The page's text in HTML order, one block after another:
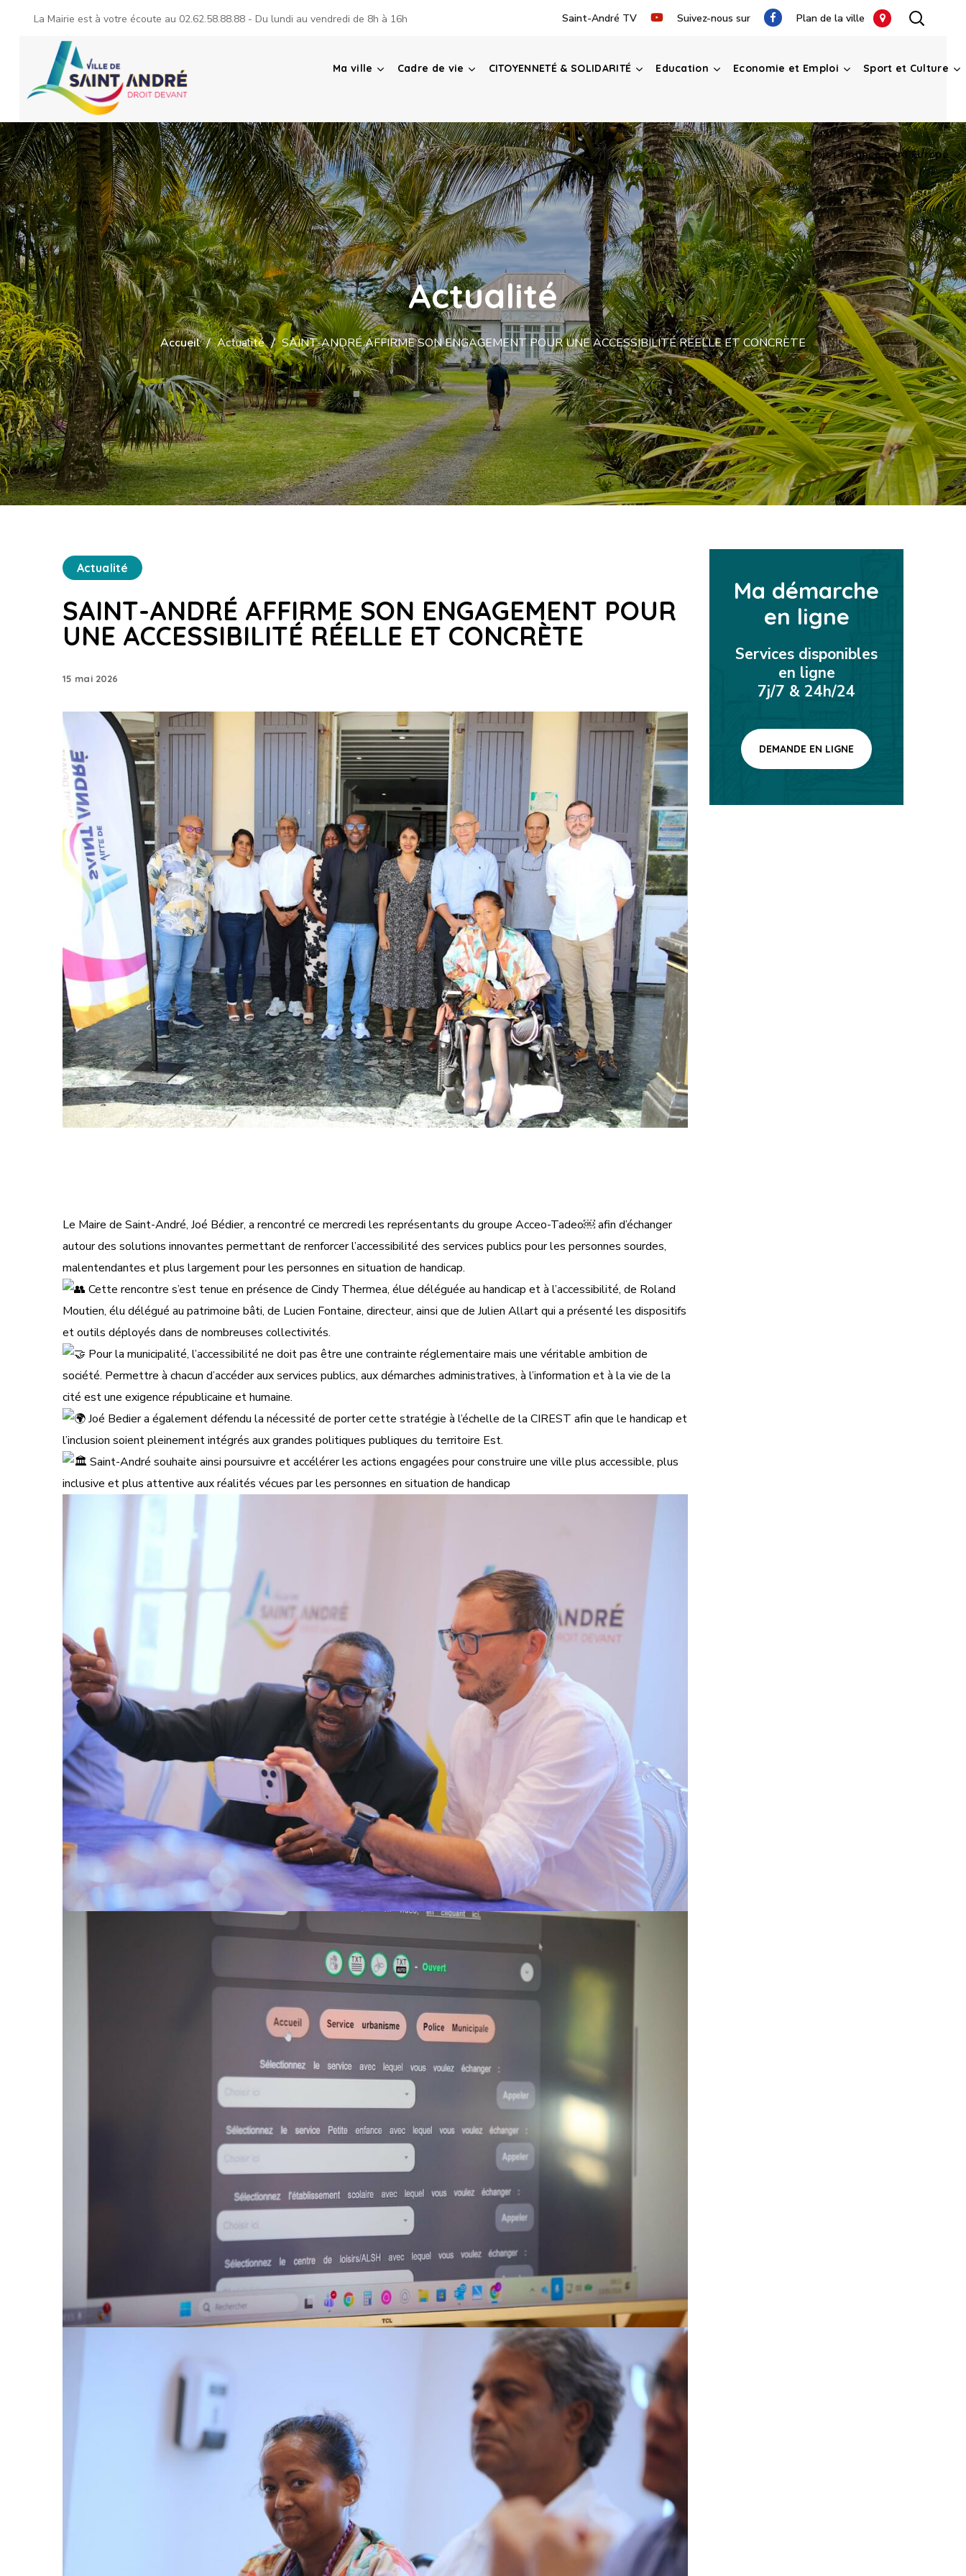
La Mairie est à votre écoute au 02.62.58.88.88 - Du lundi au vendredi de 8h à 16h Saint-André TV Suivez-nous sur Plan de la ville
Ma ville Cadre de vie CITOYENNETÉ & SOLIDARITÉ Education Economie et Emploi Sport et Culture
Projet financé par l’Europe
Actualité
Accueil Actualité SAINT-ANDRÉ AFFIRME SON ENGAGEMENT POUR UNE ACCESSIBILITÉ RÉELLE ET CONCRÈTE
Actualité
SAINT-ANDRÉ AFFIRME SON ENGAGEMENT POUR
UNE ACCESSIBILITÉ RÉELLE ET CONCRÈTE
15 mai 2026
Le Maire de Saint-André, Joé Bédier, a rencontré ce mercredi les représentants du groupe Acceo-Tadeo￼ afin d’échanger
autour des solutions innovantes permettant de renforcer l’accessibilité des services publics pour les personnes sourdes,
malentendantes et plus largement pour les personnes en situation de handicap.
Cette rencontre s’est tenue en présence de Cindy Thermea, élue déléguée au handicap et à l’accessibilité, de Roland
Moutien, élu délégué au patrimoine bâti, de Lucien Fontaine, directeur, ainsi que de Julien Allart qui a présenté les dispositifs
et outils déployés dans de nombreuses collectivités.
Pour la municipalité, l’accessibilité ne doit pas être une contrainte réglementaire mais une véritable ambition de
société. Permettre à chacun d’accéder aux services publics, aux démarches administratives, à l’information et à la vie de la
cité est une exigence républicaine et humaine.
Joé Bedier a également défendu la nécessité de porter cette stratégie à l’échelle de la CIREST afin que le handicap et
l’inclusion soient pleinement intégrés aux grandes politiques publiques du territoire Est.
Saint-André souhaite ainsi poursuivre et accélérer les actions engagées pour construire une ville plus accessible, plus
inclusive et plus attentive aux réalités vécues par les personnes en situation de handicap
Ma démarche
en ligne
Services disponibles
en ligne
7j/7 & 24h/24
DEMANDE EN LIGNE